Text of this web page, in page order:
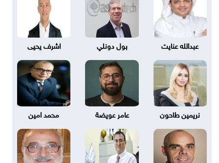
عبدالله عنايت بول دونلي اشرف يحيى
نريمين طاحون عامر عويضة محمد امين